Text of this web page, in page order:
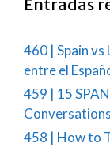
Entradas
460 | Spain vs
entre el
459 | 15
458 | How to